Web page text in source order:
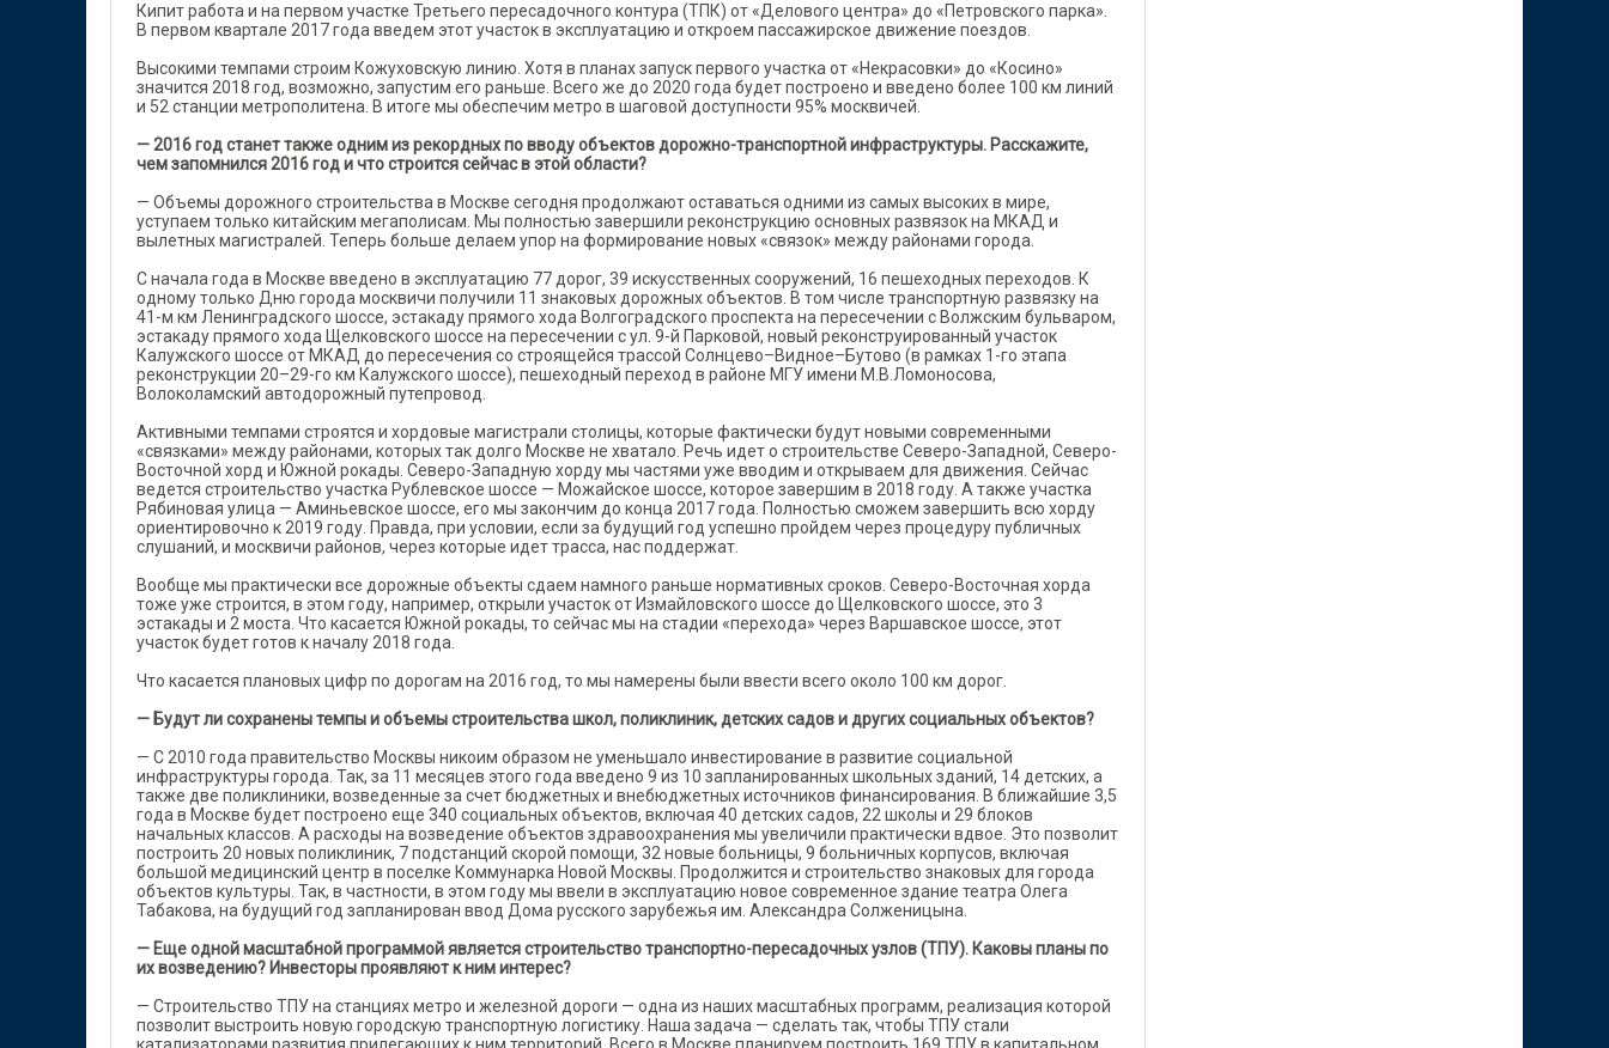
Кипит работа и на первом участке Третьего пересадочного контура (ТПК) от «Делового центра» до «Петровского парка».
В первом квартале 2017 года введем этот участок в эксплуатацию и откроем пассажирское движение поездов.
Высокими темпами строим Кожуховскую линию. Хотя в планах запуск первого участка от «Некрасовки» до «Косино»
значится 2018 год, возможно, запустим его раньше. Всего же до 2020 года будет построено и введено более 100 км линий
и 52 станции метрополитена. В итоге мы обеспечим метро в шаговой доступности 95% москвичей.
— 2016 год станет также одним из рекордных по вводу объектов дорожно-транспортной инфраструктуры. Расскажите,
чем запомнился 2016 год и что строится сейчас в этой области?
— Объемы дорожного строительства в Москве сегодня продолжают оставаться одними из самых высоких в мире,
уступаем только китайским мегаполисам. Мы полностью завершили реконструкцию основных развязок на МКАД и
вылетных магистралей. Теперь больше делаем упор на формирование новых «связок» между районами города.
С начала года в Москве введено в эксплуатацию 77 дорог, 39 искусственных сооружений, 16 пешеходных переходов. К
одному только Дню города москвичи получили 11 знаковых дорожных объектов. В том числе транспортную развязку на
41-м км Ленинградского шоссе, эстакаду прямого хода Волгоградского проспекта на пересечении с Волжским бульваром,
эстакаду прямого хода Щелковского шоссе на пересечении с ул. 9-й Парковой, новый реконструированный участок
Калужского шоссе от МКАД до пересечения со строящейся трассой Солнцево–Видное–Бутово (в рамках 1-го этапа
реконструкции 20–29-го км Калужского шоссе), пешеходный переход в районе МГУ имени М.В.Ломоносова,
Волоколамский автодорожный путепровод.
Активными темпами строятся и хордовые магистрали столицы, которые фактически будут новыми современными
«связками» между районами, которых так долго Москве не хватало. Речь идет о строительстве Северо-Западной, Северо-
Восточной хорд и Южной рокады. Северо-Западную хорду мы частями уже вводим и открываем для движения. Сейчас
ведется строительство участка Рублевское шоссе — Можайское шоссе, которое завершим в 2018 году. А также участка
Рябиновая улица — Аминьевское шоссе, его мы закончим до конца 2017 года. Полностью сможем завершить всю хорду
ориентировочно к 2019 году. Правда, при условии, если за будущий год успешно пройдем через процедуру публичных
слушаний, и москвичи районов, через которые идет трасса, нас поддержат.
Вообще мы практически все дорожные объекты сдаем намного раньше нормативных сроков. Северо-Восточная хорда
тоже уже строится, в этом году, например, открыли участок от Измайловского шоссе до Щелковского шоссе, это 3
эстакады и 2 моста. Что касается Южной рокады, то сейчас мы на стадии «перехода» через Варшавское шоссе, этот
участок будет готов к началу 2018 года.
Что касается плановых цифр по дорогам на 2016 год, то мы намерены были ввести всего около 100 км дорог.
— Будут ли сохранены темпы и объемы строительства школ, поликлиник, детских садов и других социальных объектов?
— С 2010 года правительство Москвы никоим образом не уменьшало инвестирование в развитие социальной
инфраструктуры города. Так, за 11 месяцев этого года введено 9 из 10 запланированных школьных зданий, 14 детских, а
также две поликлиники, возведенные за счет бюджетных и внебюджетных источников финансирования. В ближайшие 3,5
года в Москве будет построено еще 340 социальных объектов, включая 40 детских садов, 22 школы и 29 блоков
начальных классов. А расходы на возведение объектов здравоохранения мы увеличили практически вдвое. Это позволит
построить 20 новых поликлиник, 7 подстанций скорой помощи, 32 новые больницы, 9 больничных корпусов, включая
большой медицинский центр в поселке Коммунарка Новой Москвы. Продолжится и строительство знаковых для города
объектов культуры. Так, в частности, в этом году мы ввели в эксплуатацию новое современное здание театра Олега
Табакова, на будущий год запланирован ввод Дома русского зарубежья им. Александра Солженицына.
— Еще одной масштабной программой является строительство транспортно-пересадочных узлов (ТПУ). Каковы планы по
их возведению? Инвесторы проявляют к ним интерес?
— Строительство ТПУ на станциях метро и железной дороги — одна из наших масштабных программ, реализация которой
позволит выстроить новую городскую транспортную логистику. Наша задача — сделать так, чтобы ТПУ стали